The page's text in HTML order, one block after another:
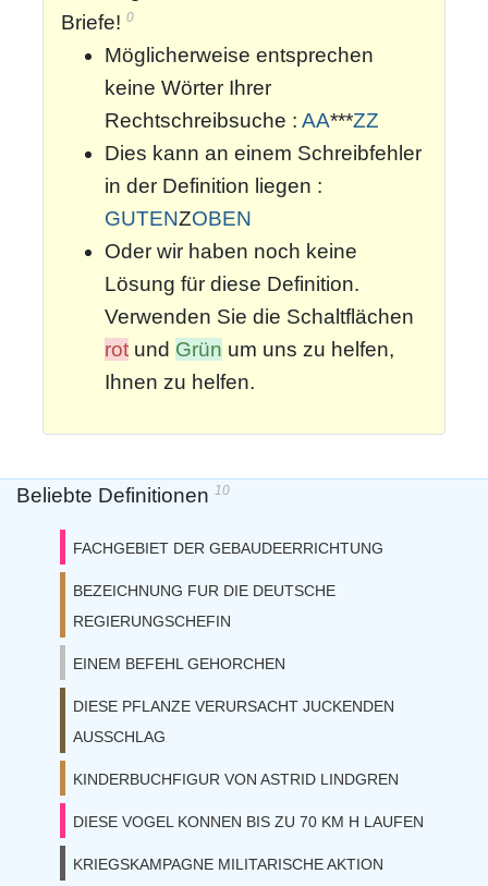
Briefe! 0
Möglicherweise entsprechen
keine Wörter Ihrer
Rechtschreibsuche : AA***ZZ
Dies kann an einem Schreibfehler
in der Definition liegen :
GUTENZOBEN
Oder wir haben noch keine
Lösung für diese Definition.
Verwenden Sie die Schaltflächen
rot und Grün um uns zu helfen,
Ihnen zu helfen.
Beliebte Definitionen 10
FACHGEBIET DER GEBAUDEERRICHTUNG
BEZEICHNUNG FUR DIE DEUTSCHE
REGIERUNGSCHEFIN
EINEM BEFEHL GEHORCHEN
DIESE PFLANZE VERURSACHT JUCKENDEN
AUSSCHLAG
KINDERBUCHFIGUR VON ASTRID LINDGREN
DIESE VOGEL KONNEN BIS ZU 70 KM H LAUFEN
KRIEGSKAMPAGNE MILITARISCHE AKTION